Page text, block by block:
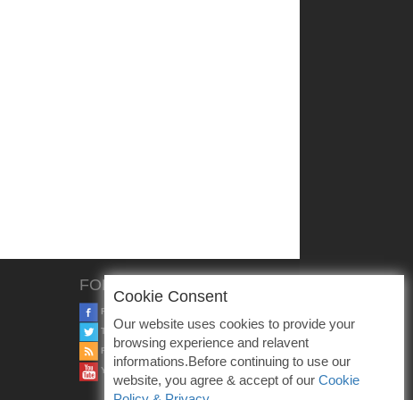
FOLLOW US
FACEBOOK
TWITTER
RSS
YOUTUBE
Cookie Consent
Our website uses cookies to provide your
browsing experience and relavent
informations.Before continuing to use our
website, you agree & accept of our Cookie